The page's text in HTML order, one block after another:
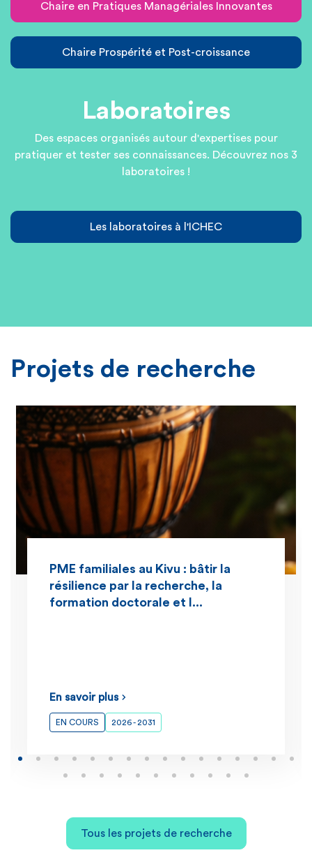
Chaire en Pratiques Managériales Innovantes
Chaire Prospérité et Post-croissance
Laboratoires
Des espaces organisés autour d'expertises pour
pratiquer et tester ses connaissances. Découvrez nos 3
laboratoires !
Les laboratoires à l'ICHEC
Projets de recherche
PME familiales au Kivu : bâtir la
résilience par la recherche, la
formation doctorale et l...
En savoir plus
EN COURS 2026 - 2031
Tous les projets de recherche